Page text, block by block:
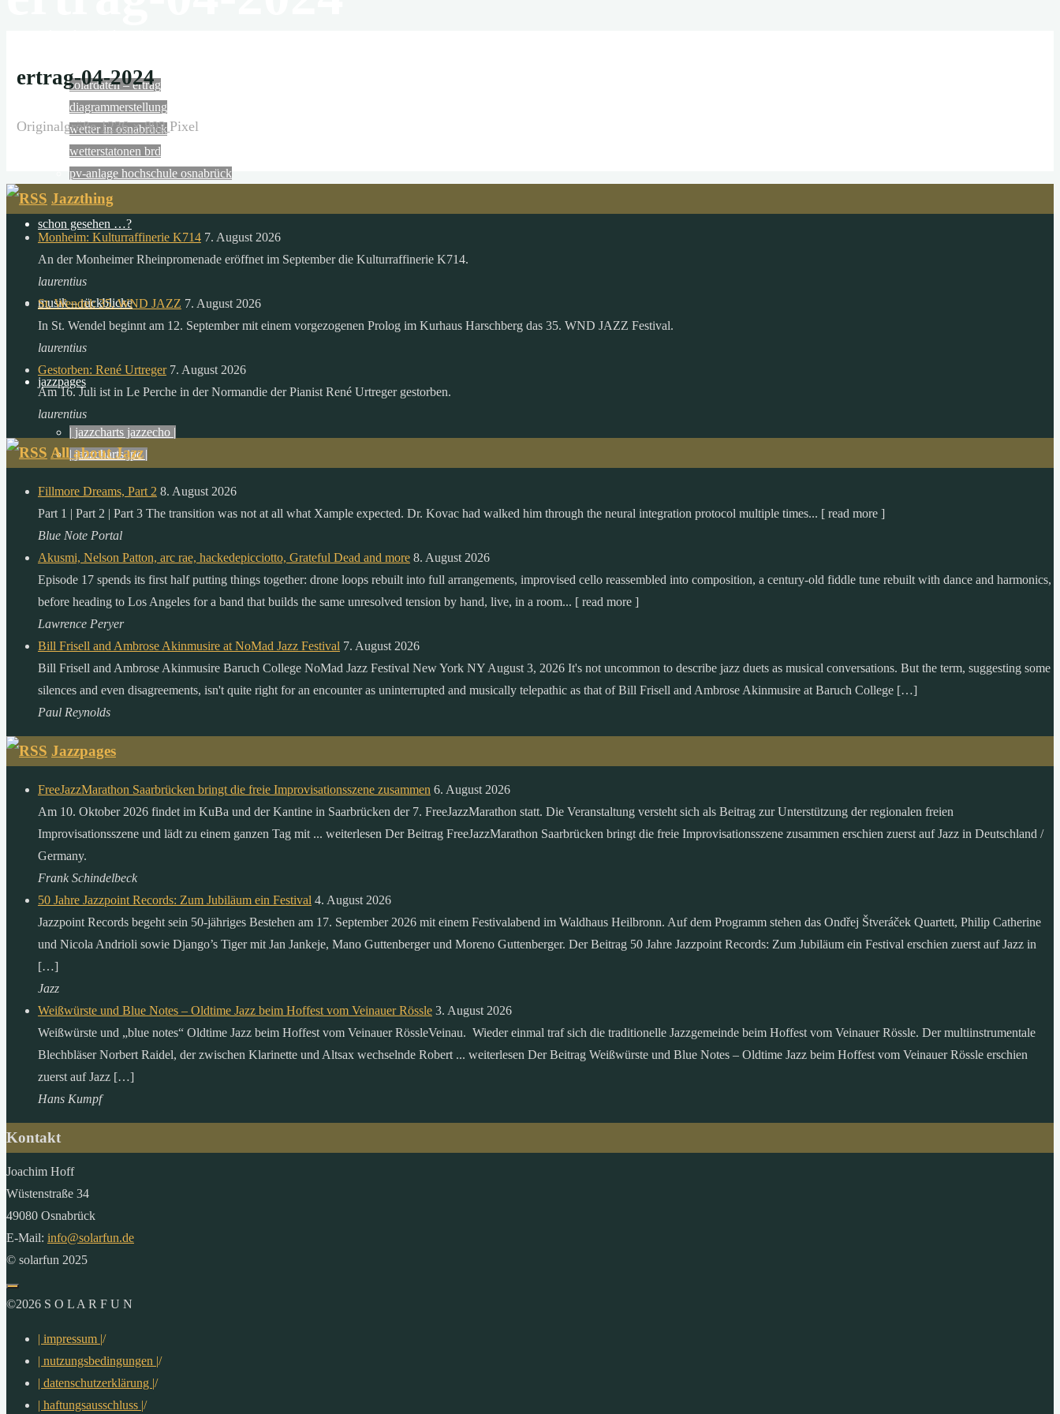
wüsten
empfangen
stunden
mehr
energie
sonne,
menschheit
ganzen
jahr
verbraucht.
gerhard
desertec
foundation
solardaten – ertrag
diagrammerstellung
wetter in osnabrück
wetterstatonen brd
pv-anlage hochschule osnabrück
schon gesehen …?
musik – rückblicke
jazzpages
| jazzcharts jazzecho |
| jazzcharts jpc |
ertrag-04-2024
Originalgröße1236 × 802 Pixel
Jazzthing
Monheim: Kulturraffinerie K714 7. August 2026
An der Monheimer Rheinpromenade eröffnet im September die Kulturraffinerie K714.
laurentius
St. Wendel: 35. WND JAZZ 7. August 2026
In St. Wendel beginnt am 12. September mit einem vorgezogenen Prolog im Kurhaus Harschberg das 35. WND JAZZ Festival.
laurentius
Gestorben: René Urtreger 7. August 2026
Am 16. Juli ist in Le Perche in der Normandie der Pianist René Urtreger gestorben.
laurentius
All about Jazz
Fillmore Dreams, Part 2 8. August 2026
Part 1 | Part 2 | Part 3 The transition was not at all what Xample expected. Dr. Kovac had walked him through the neural integration protocol multiple times... [ read more ]
Blue Note Portal
Akusmi, Nelson Patton, arc rae, hackedepicciotto, Grateful Dead and more 8. August 2026
Episode 17 spends its first half putting things together: drone loops rebuilt into full arrangements, improvised cello reassembled into composition, a century-old fiddle tune rebuilt with dance and harmonics,
before heading to Los Angeles for a band that builds the same unresolved tension by hand, live, in a room... [ read more ]
Lawrence Peryer
Bill Frisell and Ambrose Akinmusire at NoMad Jazz Festival 7. August 2026
Bill Frisell and Ambrose Akinmusire Baruch College NoMad Jazz Festival New York NY August 3, 2026 It's not uncommon to describe jazz duets as musical conversations. But the term, suggesting some
silences and even disagreements, isn't quite right for an encounter as uninterrupted and musically telepathic as that of Bill Frisell and Ambrose Akinmusire at Baruch College […]
Paul Reynolds
Jazzpages
FreeJazzMarathon Saarbrücken bringt die freie Improvisationsszene zusammen 6. August 2026
Am 10. Oktober 2026 findet im KuBa und der Kantine in Saarbrücken der 7. FreeJazzMarathon statt. Die Veranstaltung versteht sich als Beitrag zur Unterstützung der regionalen freien
Improvisationsszene und lädt zu einem ganzen Tag mit ... weiterlesen Der Beitrag FreeJazzMarathon Saarbrücken bringt die freie Improvisationsszene zusammen erschien zuerst auf Jazz in Deutschland /
Germany.
Frank Schindelbeck
50 Jahre Jazzpoint Records: Zum Jubiläum ein Festival 4. August 2026
Jazzpoint Records begeht sein 50-jähriges Bestehen am 17. September 2026 mit einem Festivalabend im Waldhaus Heilbronn. Auf dem Programm stehen das Ondřej Štveráček Quartett, Philip Catherine
und Nicola Andrioli sowie Django’s Tiger mit Jan Jankeje, Mano Guttenberger und Moreno Guttenberger. Der Beitrag 50 Jahre Jazzpoint Records: Zum Jubiläum ein Festival erschien zuerst auf Jazz in
[…]
Jazz
Weißwürste und Blue Notes – Oldtime Jazz beim Hoffest vom Veinauer Rössle 3. August 2026
Weißwürste und „blue notes“ Oldtime Jazz beim Hoffest vom Veinauer RössleVeinau. Wieder einmal traf sich die traditionelle Jazzgemeinde beim Hoffest vom Veinauer Rössle. Der multiinstrumentale
Blechbläser Norbert Raidel, der zwischen Klarinette und Altsax wechselnde Robert ... weiterlesen Der Beitrag Weißwürste und Blue Notes – Oldtime Jazz beim Hoffest vom Veinauer Rössle erschien
zuerst auf Jazz […]
Hans Kumpf
Kontakt
Joachim Hoff
Wüstenstraße 34
49080 Osnabrück
E-Mail: info@solarfun.de
© solarfun 2025
©2026 S O L A R F U N
| impressum |/
| nutzungsbedingungen |/
| datenschutzerklärung |/
| haftungsausschluss |/